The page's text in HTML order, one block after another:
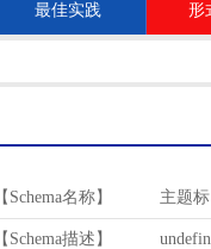
最佳实践 形
【Schema名称】 主题
【Schema描述】